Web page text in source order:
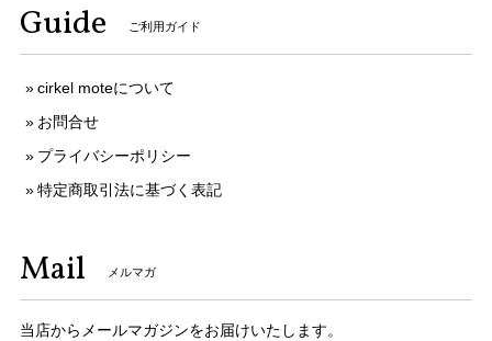
Guide ご利用ガイド
cirkel moteについて
お問合せ
プライバシーポリシー
特定商取引法に基づく表記
Mail メルマガ
当店からメールマガジンをお届けいたします。